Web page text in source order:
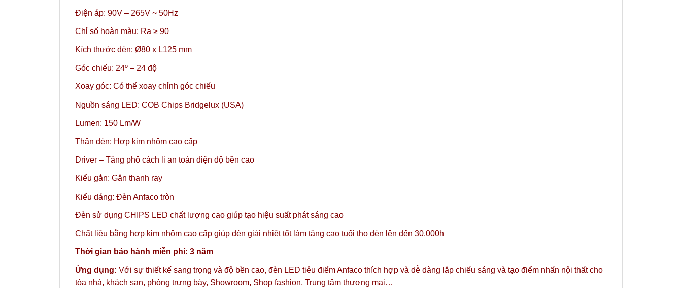
Điện áp: 90V – 265V ~ 50Hz
Chỉ số hoàn màu: Ra ≥ 90
Kích thước đèn: Ø80 x L125 mm
Góc chiếu: 24º – 24 độ
Xoay góc: Có thể xoay chỉnh góc chiếu
Nguồn sáng LED: COB Chips Bridgelux (USA)
Lumen: 150 Lm/W
Thân đèn: Hợp kim nhôm cao cấp
Driver – Tăng phô cách li an toàn điện độ bền cao
Kiểu gắn: Gắn thanh ray
Kiểu dáng: Đèn Anfaco tròn
Đèn sử dụng CHIPS LED chất lượng cao giúp tạo hiệu suất phát sáng cao
Chất liệu bằng hợp kim nhôm cao cấp giúp đèn giải nhiệt tốt làm tăng cao tuổi thọ đèn lên đến 30.000h
Thời gian bảo hành miễn phí: 3 năm
Ứng dụng: Với sự thiết kế sang trọng và độ bền cao, đèn LED tiêu điểm Anfaco thích hợp và dễ dàng lắp chiếu sáng và tạo điểm nhấn nội thất cho
tòa nhà, khách sạn, phòng trưng bày, Showroom, Shop fashion, Trung tâm thương mại…